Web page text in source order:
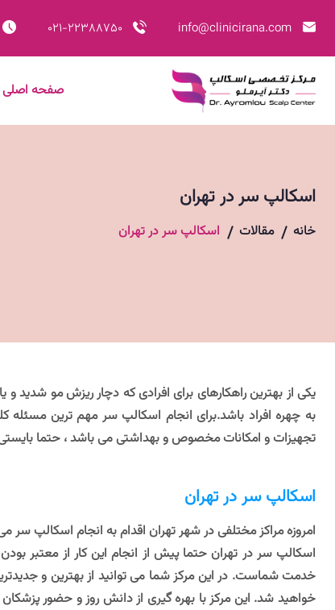
info@clinicirana.com
021-22388750
صفحه اصلی
اسکالپ سر در تهران
خانه مقالات اسکالپ سر در تهران
یکی از بهترین راهکارهای برای افرادی که دچار ریزش مو
به چهره افراد باشد.برای انجام اسکالپ سر مهم ترین
تجهیزات و امکانات مخصوص و بهداشتی می باشد ، حتما
اسکالپ سر در تهران
امروزه مراکز مختلفی در شهر تهران اقدام به انجام اسکالپ
اسکالپ سر در تهران حتما پیش از انجام این کار از معتبر
خدمت شماست. در این مرکز شما می توانید از بهترین و
خواهید شد. این مرکز با بهره گیری از دانش روز و حضور